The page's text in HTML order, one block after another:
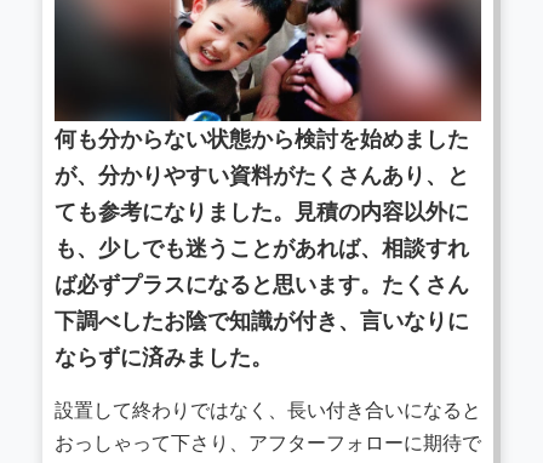
何も分からない状態から検討を始めました
が、分かりやすい資料がたくさんあり、と
ても参考になりました。見積の内容以外に
も、少しでも迷うことがあれば、相談すれ
ば必ずプラスになると思います。たくさん
下調べしたお陰で知識が付き、言いなりに
ならずに済みました。
設置して終わりではなく、長い付き合いになると
おっしゃって下さり、アフターフォローに期待で